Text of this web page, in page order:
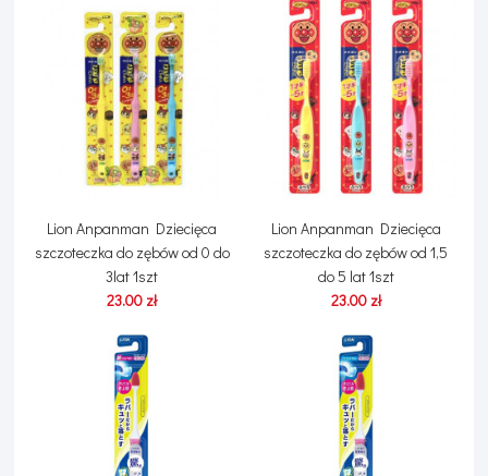
Lion Anpanman Dziecięca
szczoteczka do zębów od 0 do
3lat 1szt
23.00 zł
Lion Anpanman Dziecięca
szczoteczka do zębów od 1,5
do 5 lat 1szt
23.00 zł